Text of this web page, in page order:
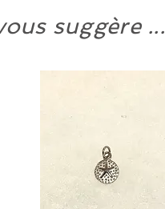
suggère ...